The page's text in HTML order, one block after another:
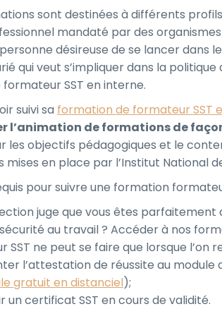
sont destinées à différents
mandaté par des
désireuse de se lancer dans
qui veut s’impliquer dans la
SST en interne.
suivi sa formation de formateur SST
l’animation de formations de
les objectifs pédagogiques et le
mises en place par l’Institut National
pour suivre une formation
juge que vous êtes
au travail ? Accéder à nos
SST ne peut se faire que lorsque l’on
l’attestation de réussite au module
gratuit en distanciel);
un certificat SST en cours de validité.